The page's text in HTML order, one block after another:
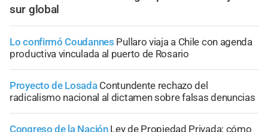
sur global
Lo confirmó Coudannes Pullaro viaja a Chile con agenda
productiva vinculada al puerto de Rosario
Proyecto de Losada Contundente rechazo del
radicalismo nacional al dictamen sobre falsas denuncias
Congreso de la Nación Ley de Propiedad Privada: cómo